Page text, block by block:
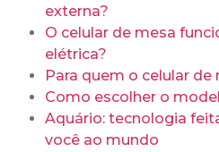
externa?
O celular de mesa
elétrica?
Para quem o celular de
Como escolher o
Aquário: tecnologia
você ao mundo